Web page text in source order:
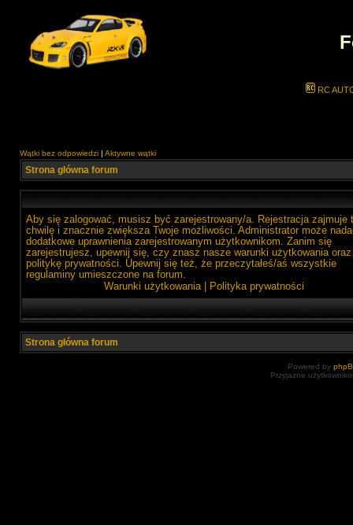
RC
Wątki bez odpowiedzi | Aktywne wątki
Strona główna forum
Aby się zalogować, musisz być zarejestrowany/a. Rejestracja zajmuje
chwilę i znacznie zwiększa Twoje możliwości. Administrator może
dodatkowe uprawnienia zarejestrowanym użytkownikom. Zanim się
zarejestrujesz, upewnij się, czy znasz nasze warunki użytkowania oraz
politykę prywatności. Upewnij się też, że przeczytałeś/aś wszystkie
regulaminy umieszczone na forum.
Warunki użytkowania| Polityka prywatności
Strona główna forum
Powered by
Przyjazne